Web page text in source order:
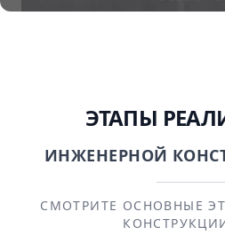
ЭТАПЫ
ИНЖЕНЕРНОЙ
СМОТРИТЕ ОСНОВНЫЕ